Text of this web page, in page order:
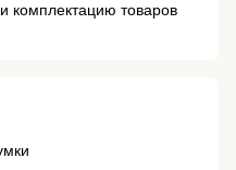
комплектацию товаров